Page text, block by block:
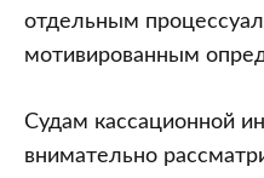
отдельным
мотивированным
Судам кассационной
внимательно